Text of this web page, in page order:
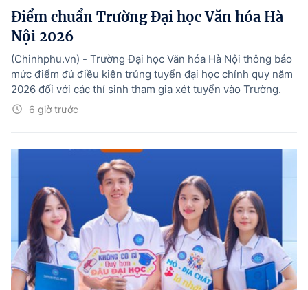
Điểm chuẩn Trường Đại học Văn hóa Hà
Nội 2026
6 giờ trước
(Chinhphu.vn) - Trường Đại học Văn hóa Hà Nội thông báo
mức điểm đủ điều kiện trúng tuyển đại học chính quy năm
2026 đối với các thí sinh tham gia xét tuyển vào Trường.